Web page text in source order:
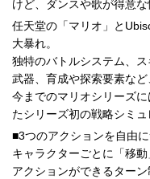
けど、ダンスや歌が得意な
任天堂の「マリオ」と
大暴れ。
独特のバトルシステム、
武器、育成や探索要素など
今までのマリオシリーズ
たシリーズ初の戦略シミュ
■3つのアクションを自由
キャラクターごとに「移
アクションができるターン